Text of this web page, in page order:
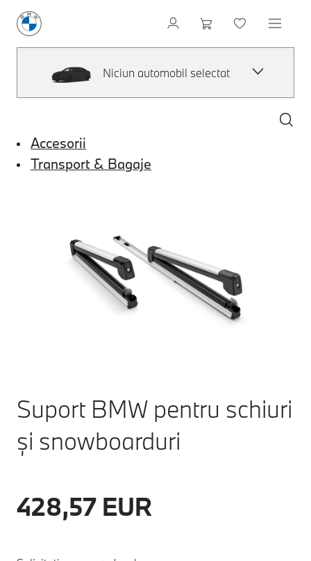
Niciun automobil selectat
Accesorii
Transport & Bagaje
Suport BMW pentru schiuri
și snowboarduri
428,57 EUR